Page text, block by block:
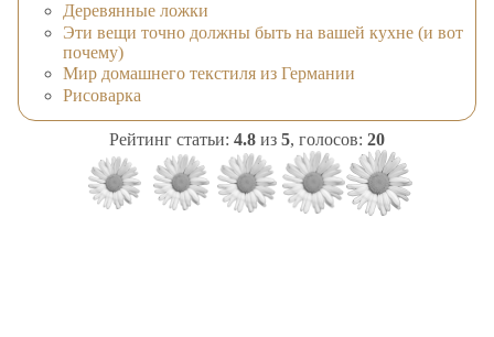
Деревянные ложки
Эти вещи точно должны быть на вашей кухне (и вот
почему)
Мир домашнего текстиля из Германии
Рисоварка
Рейтинг статьи: 4.8 из 5, голосов: 20